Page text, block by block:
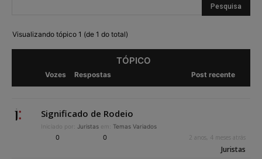
Visualizando tópico 1 (de 1 do total)
TÓPICO
Vozes Respostas Post recente
Significado de Rodeio
Iniciado por: Juristas em: Temas Variados
0 0 2 anos, 4 meses atrás
Juristas